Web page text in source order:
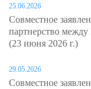
25.06.2026
Совместное
партнерство
(23 июня 2026 г.)
29.05.2026
Совместное